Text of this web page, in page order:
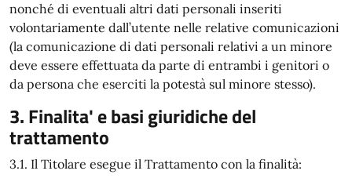
nonché di eventuali altri dati personali inseriti
volontariamente dall’utente nelle relative comunicazioni
(la comunicazione di dati personali relativi a un minore
deve essere effettuata da parte di entrambi i genitori o
da persona che eserciti la potestà sul minore stesso).
3. Finalita' e basi giuridiche del
trattamento
3.1. Il Titolare esegue il Trattamento con la finalità: